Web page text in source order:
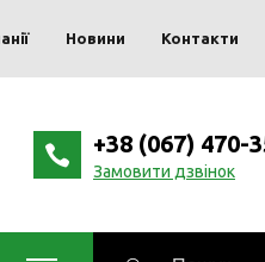
Новини Контакти
+38 (067) 470-
Замовити дзвінок